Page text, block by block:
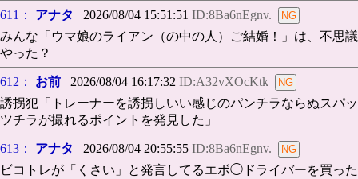
611： アナタ 2026/08/04 15:51:51 ID:8Ba6nEgnv.
みんな「ウマ娘のライアン（の中の人）ご結婚！」は、不思議
やった？
612： お前 2026/08/04 16:17:32 ID:A32vXOcKtk
誘拐犯「トレーナーを誘拐しいい感じのパンチラならぬスパッ
ツチラが撮れるポイントを発見した」
613： アナタ 2026/08/04 20:55:55 ID:8Ba6nEgnv.
ビコトレが「くさい」と発言してるエボ◯ドライバーを買った